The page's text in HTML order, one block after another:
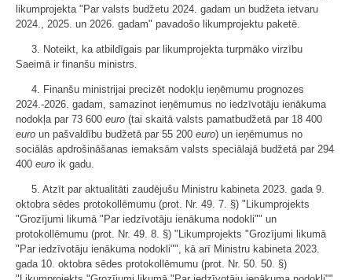
likumprojekta "Par valsts budžetu 2024. gadam un budžeta ietvaru
2024., 2025. un 2026. gadam" pavadošo likumprojektu paketē.
3. Noteikt, ka atbildīgais par likumprojekta turpmāko virzību
Saeimā ir finanšu ministrs.
4. Finanšu ministrijai precizēt nodokļu ieņēmumu prognozes
2024.-2026. gadam, samazinot ieņēmumus no iedzīvotāju ienākuma
nodokļa par 73 600 euro (tai skaitā valsts pamatbudžetā par 18 400
euro un pašvaldību budžetā par 55 200 euro) un ieņēmumus no
sociālās apdrošināšanas iemaksām valsts speciālajā budžetā par 294
400 euro ik gadu.
5. Atzīt par aktualitāti zaudējušu Ministru kabineta 2023. gada 9.
oktobra sēdes protokollēmumu (prot. Nr. 49. 7. §) "Likumprojekts
"Grozījumi likumā "Par iedzīvotāju ienākuma nodokli"" un
protokollēmumu (prot. Nr. 49. 8. §) "Likumprojekts "Grozījumi likumā
"Par iedzīvotāju ienākuma nodokli"", kā arī Ministru kabineta 2023.
gada 10. oktobra sēdes protokollēmumu (prot. Nr. 50. 50. §)